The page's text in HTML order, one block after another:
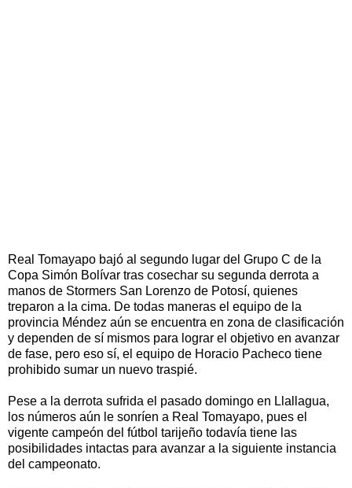
Real Tomayapo bajó al segundo lugar del Grupo C de la
Copa Simón Bolívar tras cosechar su segunda derrota a
manos de Stormers San Lorenzo de Potosí, quienes
treparon a la cima. De todas maneras el equipo de la
provincia Méndez aún se encuentra en zona de clasificación
y dependen de sí mismos para lograr el objetivo en avanzar
de fase, pero eso sí, el equipo de Horacio Pacheco tiene
prohibido sumar un nuevo traspié.
Pese a la derrota sufrida el pasado domingo en Llallagua,
los números aún le sonríen a Real Tomayapo, pues el
vigente campeón del fútbol tarijeño todavía tiene las
posibilidades intactas para avanzar a la siguiente instancia
del campeonato.